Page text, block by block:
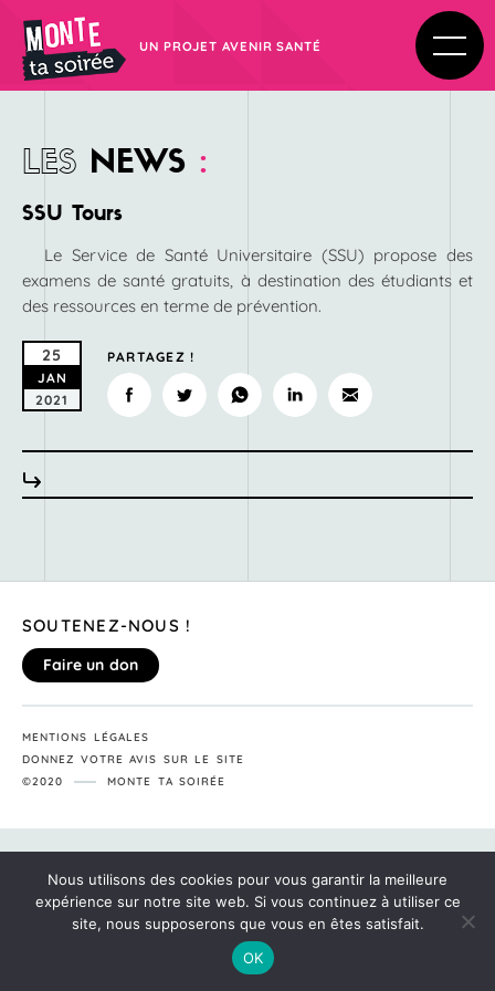
UN PROJET AVENIR SANTÉ
LES NEWS :
SSU Tours
Le Service de Santé Universitaire (SSU) propose des
examens de santé gratuits, à destination des étudiants et
des ressources en terme de prévention.
25
JAN
2021
PARTAGEZ !
SOUTENEZ-NOUS !
Faire un don
MENTIONS LÉGALES
DONNEZ VOTRE AVIS SUR LE SITE
©2020
MONTE TA SOIRÉE
Nous utilisons des cookies pour vous garantir la meilleure
expérience sur notre site web. Si vous continuez à utiliser ce
site, nous supposerons que vous en êtes satisfait.
OK